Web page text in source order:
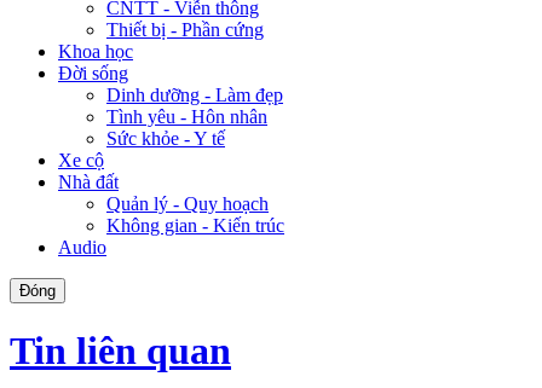
CNTT - Viễn thông
Thiết bị - Phần cứng
Khoa học
Đời sống
Dinh dưỡng - Làm đẹp
Tình yêu - Hôn nhân
Sức khỏe - Y tế
Xe cộ
Nhà đất
Quản lý - Quy hoạch
Không gian - Kiến trúc
Audio
Đóng
Tin liên quan